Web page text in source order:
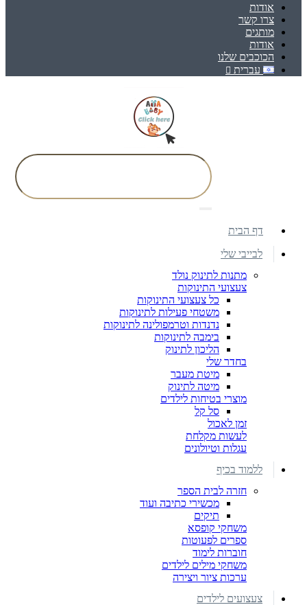
אודות
צרו קשר
מותגים
אודות
הכוכבים שלנו
עברית
דף הבית
לבייבי שלי
מתנות לתינוק נולד
צעצועי התינוקות
כל צעצועי התינוקות
משטחי פעילות לתינוקות
נדנדות וטרמפולינה לתינוקות
בימבה לתינוקות
הליכון לתינוק
בחדר שלי
מיטת מעבר
מיטה לתינוק
מוצרי בטיחות לילדים
סל קל
זמן לאכול
לעשות מקלחת
עגלות וטיולונים
ללמוד בכיף
חזרה לבית הספר
מכשירי כתיבה ועוד
תיקים
משחקי קופסא
ספרים לפעוטות
חוברות לימוד
משחקי מילים לילדים
ערכות ציור ויצירה
צעצועים לילדים